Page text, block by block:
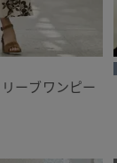
ーブワンピー